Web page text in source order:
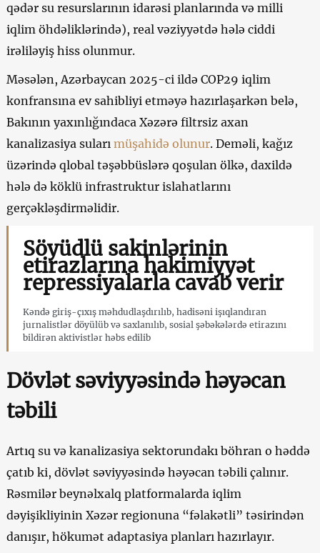
qədər su resurslarının idarəsi planlarında və milli
iqlim öhdəliklərində), real vəziyyətdə hələ ciddi
irəliləyiş hiss olunmur.
Məsələn, Azərbaycan 2025-ci ildə COP29 iqlim
konfransına ev sahibliyi etməyə hazırlaşarkən belə,
Bakının yaxınlığındaca Xəzərə filtrsiz axan
kanalizasiya suları müşahidə olunur. Deməli, kağız
üzərində qlobal təşəbbüslərə qoşulan ölkə, daxildə
hələ də köklü infrastruktur islahatlarını
gerçəkləşdirməlidir.
Söyüdlü sakinlərinin
etirazlarına hakimiyyət
repressiyalarla cavab verir
Kəndə giriş-çıxış məhdudlaşdırılıb, hadisəni işıqlandıran
jurnalistlər döyülüb və saxlanılıb, sosial şəbəkələrdə etirazını
bildirən aktivistlər həbs edilib
Dövlət səviyyəsində həyəcan
təbili
Artıq su və kanalizasiya sektorundakı böhran o həddə
çatıb ki, dövlət səviyyəsində həyəcan təbili çalınır.
Rəsmilər beynəlxalq platformalarda iqlim
dəyişikliyinin Xəzər regionuna “fəlakətli” təsirindən
danışır, hökumət adaptasiya planları hazırlayır.